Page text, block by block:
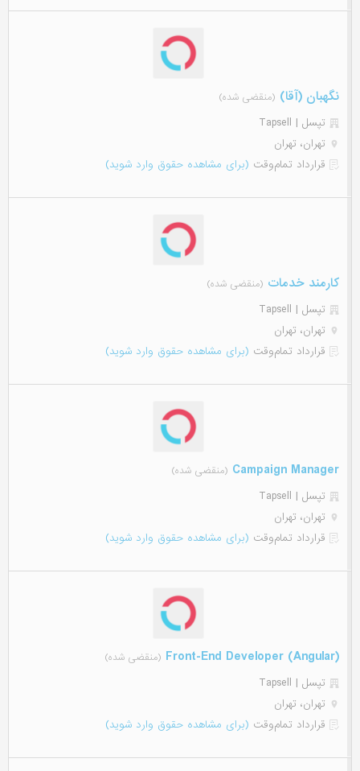
نگهبان (آقا) (منقضی شده)
تپسل | Tapsell
تهران، تهران
قرارداد تمام‌وقت (برای مشاهده حقوق وارد شوید)
کارمند خدمات (منقضی شده)
تپسل | Tapsell
تهران، تهران
قرارداد تمام‌وقت (برای مشاهده حقوق وارد شوید)
Campaign Manager (منقضی شده)
تپسل | Tapsell
تهران، تهران
قرارداد تمام‌وقت (برای مشاهده حقوق وارد شوید)
(Front-End Developer (Angular (منقضی شده)
تپسل | Tapsell
تهران، تهران
قرارداد تمام‌وقت (برای مشاهده حقوق وارد شوید)